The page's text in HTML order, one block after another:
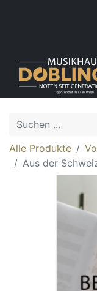
Alle Produkte
Aus der